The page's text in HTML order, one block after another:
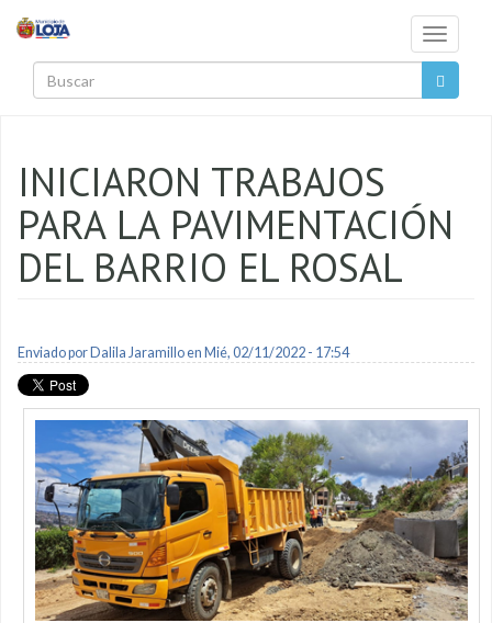
Toggle
INICIARON TRABAJOS
PARA LA PAVIMENTACIÓN
DEL BARRIO EL ROSAL
Enviado por Dalila Jaramilloen Mié, 02/11/2022 - 17:54